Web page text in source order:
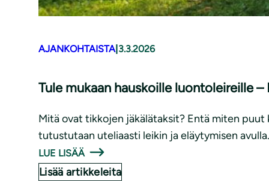
AJANKOHTAISTA| 3.3.2026
Tule mukaan hauskoille luontoleireille
Mitä ovat tikkojen jäkälätaksit? Entä miten
tutustutaan uteliaasti leikin ja eläytymisen avulla.
LUE LISÄÄ
Lisää artikkeleita